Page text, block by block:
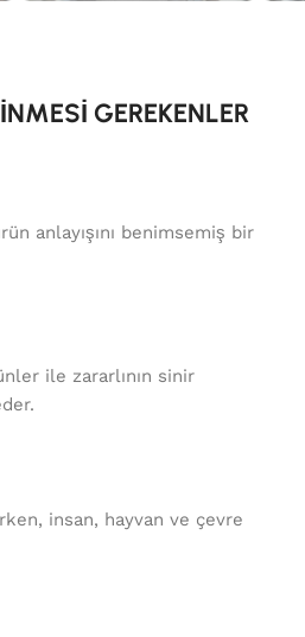
GEREKENLER
anlayışını benimsemiş bir
ile zararlının sinir
insan, hayvan ve çevre